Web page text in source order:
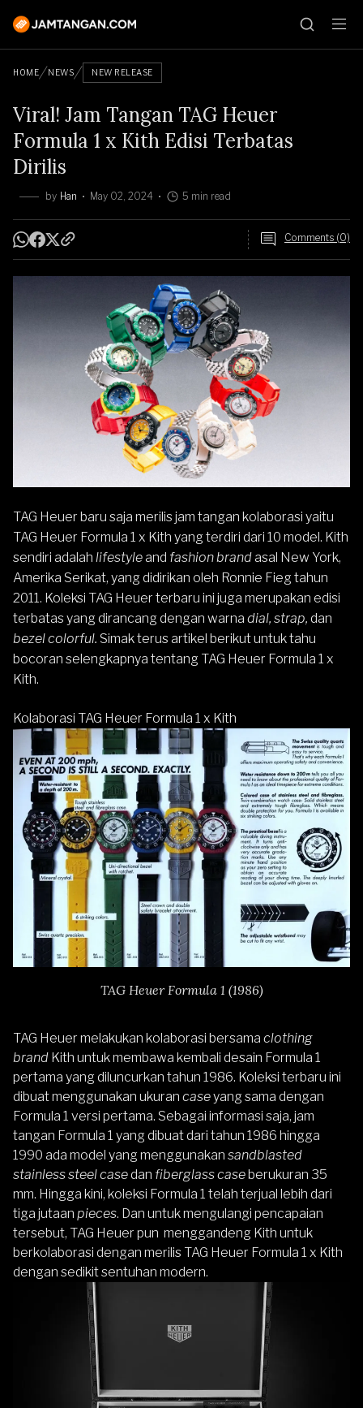
HOME NEWS NEW RELEASE
Viral! Jam Tangan TAG Heuer
Formula 1 x Kith Edisi Terbatas
Dirilis
by Han May 02, 2024 5 min read
Comments (0)
TAG Heuer baru saja merilis jam tangan kolaborasi yaitu
TAG Heuer Formula 1 x Kith yang terdiri dari 10 model. Kith
sendiri adalah lifestyleand fashion brandasal New York,
Amerika Serikat, yang didirikan oleh Ronnie Fieg tahun
2011. Koleksi TAG Heuer terbaru ini juga merupakan edisi
terbatas yang dirancang dengan warna dial, strap, dan
bezel colorful. Simak terus artikel berikut untuk tahu
bocoran selengkapnya tentang TAG Heuer Formula 1 x
Kith.
Kolaborasi TAG Heuer Formula 1 x Kith
TAG Heuer Formula 1 (1986)
TAG Heuer melakukan kolaborasi bersama clothing
brand Kith untuk membawa kembali desain Formula 1
pertama yang diluncurkan tahun 1986. Koleksi terbaru ini
dibuat menggunakan ukuran caseyang sama dengan
Formula 1 versi pertama. Sebagai informasi saja, jam
tangan Formula 1 yang dibuat dari tahun 1986 hingga
1990 ada model yang menggunakan sandblasted
stainless steel casedan fiberglass caseberukuran 35
mm. Hingga kini, koleksi Formula 1 telah terjual lebih dari
tiga jutaan pieces. Dan untuk mengulangi pencapaian
tersebut, TAG Heuer pun menggandeng Kith untuk
berkolaborasi dengan merilis TAG Heuer Formula 1 x Kith
dengan sedikit sentuhan modern.